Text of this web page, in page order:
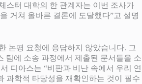
스터 대학의 한 관계자는 이번 조사가
거쳐 올바른 결론에 도달했다”고 설명
논평 요청에 응답하지 않았습니다. 그
팀에 소송 과정에서 제출된 문서들을 소
디아스는 “비판과 비난 속에서 우리 연
과학적 타당성을 재확인하는 것이 필수